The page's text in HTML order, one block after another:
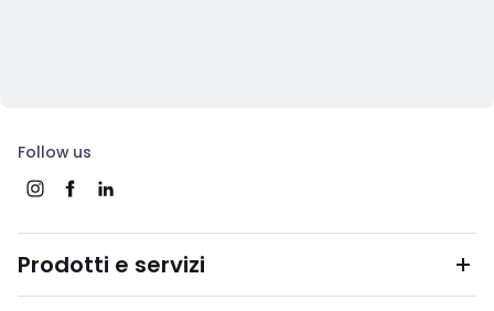
Follow us
Prodotti e servizi